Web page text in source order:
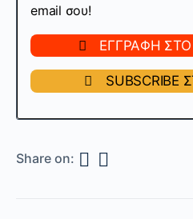
email σου!
ΕΓΓΡΑΦΗ ΣΤΟ
SUBSCRIBE
Share on: